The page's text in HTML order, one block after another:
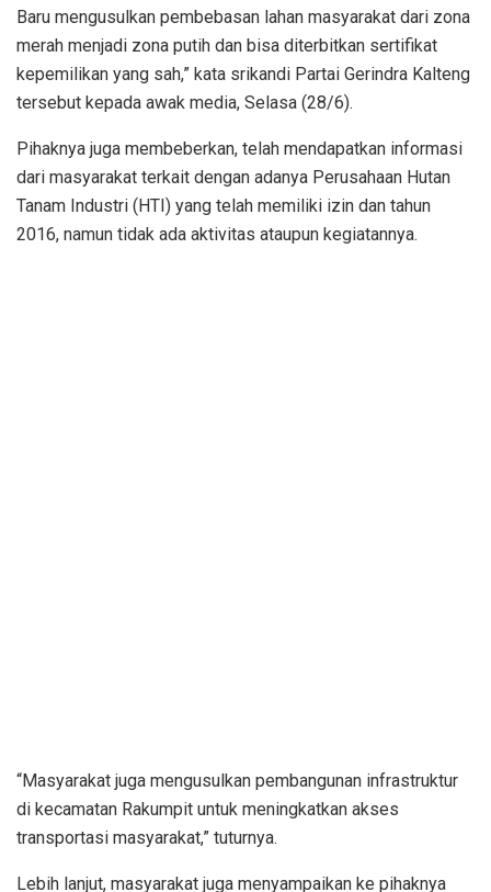
Baru mengusulkan pembebasan lahan masyarakat dari zona
merah menjadi zona putih dan bisa diterbitkan sertifikat
kepemilikan yang sah,” kata srikandi Partai Gerindra Kalteng
tersebut kepada awak media, Selasa (28/6).
Pihaknya juga membeberkan, telah mendapatkan informasi
dari masyarakat terkait dengan adanya Perusahaan Hutan
Tanam Industri (HTI) yang telah memiliki izin dan tahun
2016, namun tidak ada aktivitas ataupun kegiatannya.
“Masyarakat juga mengusulkan pembangunan infrastruktur
di kecamatan Rakumpit untuk meningkatkan akses
transportasi masyarakat,” tuturnya.
Lebih lanjut, masyarakat juga menyampaikan ke pihaknya